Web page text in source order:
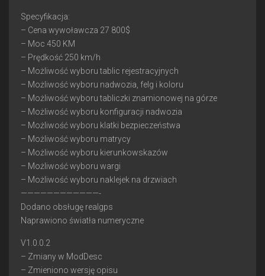
Specyfikacja:
– Cena wywoławcza 27 800$
– Moc 450 KM
– Prędkość 250 km/h
– Możliwość wyboru tablic rejestracyjnych
– Możliwość wyboru nadwozia, felg i koloru
– Możliwość wyboru tabliczki znamionowej na górze
– Możliwość wyboru konfiguracji nadwozia
– Możliwość wyboru klatki bezpieczeństwa
– Możliwość wyboru matrycy
– Możliwość wyboru kierunkowskazów
– Możliwość wyboru wargi
– Możliwość wyboru naklejek na drzwiach
————————————-
Dodano obsługę realgps
Naprawiono światła numeryczne
V1.0.0.2
– Zmiany w ModDesc
– Zmieniono wersję opisu